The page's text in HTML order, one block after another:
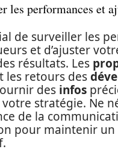
les performances et
de surveiller les
et d’ajuster
résultats. Les
les retours des
des infos
stratégie. Ne
de la
pour maintenir un